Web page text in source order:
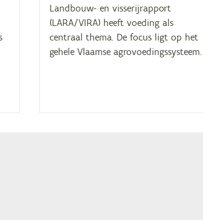
Landbouw- en visserijrapport
(LARA/VIRA) heeft voeding als
centraal thema. De focus ligt op het
gehele Vlaamse agrovoedingssysteem.